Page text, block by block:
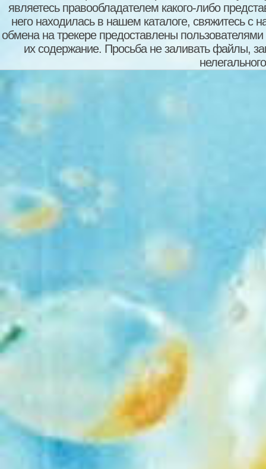
являетесь правообладателем какого-либо
него находилась в нашем каталоге, свяжитесь
обмена на трекере предоставлены пользователями
их содержание. Просьба не заливать файлы,